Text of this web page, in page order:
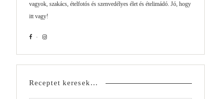
vagyok, szakács, ételfotós és szenvedélyes élet és ételimádó. Jó, hogy
itt vagy!
Receptet keresek…